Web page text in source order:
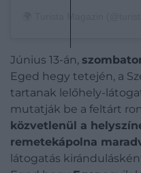
Június 13-án,
Eged hegy tetején, a
tartanak lelőhely-
mutatják be a feltárt
közvetlenül a
remetekápolna
látogatás